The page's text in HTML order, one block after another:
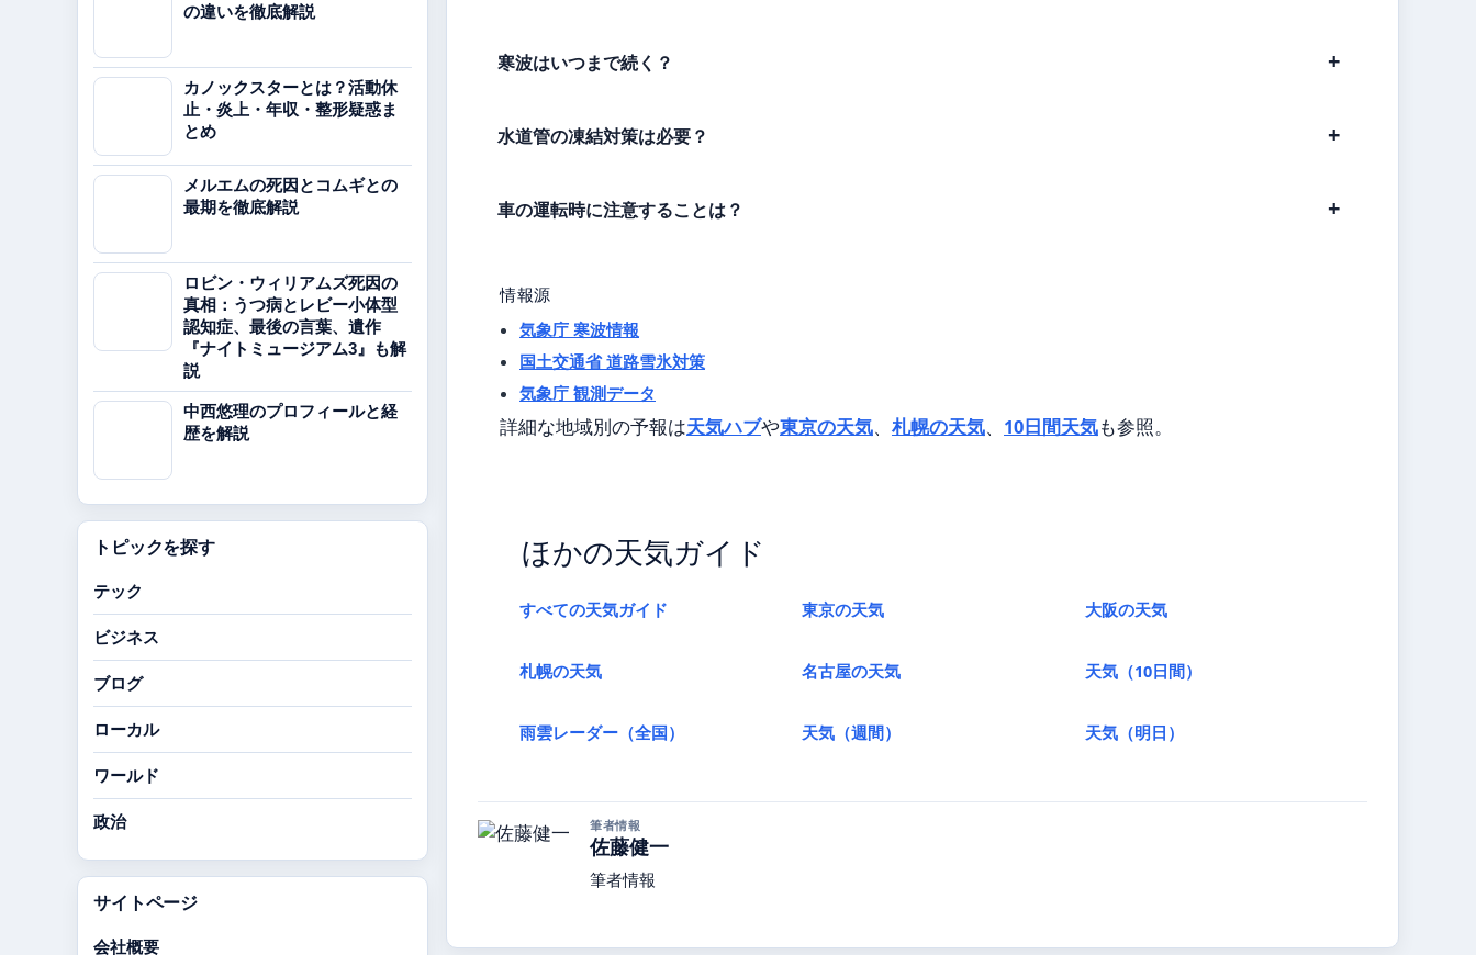
寒波はいつまで続く？
水道管の凍結対策は必要？
車の運転時に注意することは？
情報源
気象庁 寒波情報
国土交通省 道路雪氷対策
気象庁 観測データ
詳細な地域別の予報は天気ハブや東京の天気、 札幌の天気、 10日間天気も参照。
ほかの天気ガイド
すべての天気ガイド 東京の天気 大阪の天気
札幌の天気 名古屋の天気 天気（10日間）
雨雲レーダー（全国） 天気（週間） 天気（明日）
筆者情報
佐藤健一
筆者情報
の違いを徹底解説
カノックスターとは？活動休
止・炎上・年収・整形疑惑ま
とめ
メルエムの死因とコムギとの
最期を徹底解説
ロビン・ウィリアムズ死因の
真相：うつ病とレビー小体型
認知症、最後の言葉、遺作
『ナイトミュージアム3』も解
説
中西悠理のプロフィールと経
歴を解説
トピックを探す
テック
ビジネス
ブログ
ローカル
ワールド
政治
サイトページ
会社概要